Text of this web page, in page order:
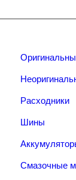
Расходники
Шины
Смазочные